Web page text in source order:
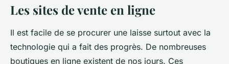
Les sites de vente en ligne
Il est facile de se procurer une laisse surtout avec la
technologie qui a fait des progrès. De nombreuses
boutiques en ligne existent de nos jours. Ces